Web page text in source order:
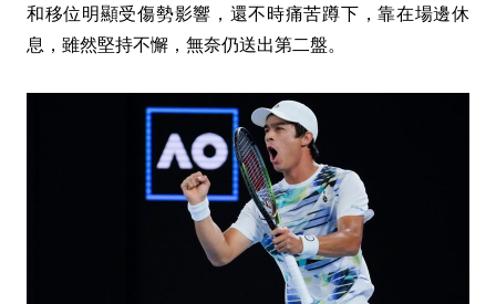
和移位明顯受傷勢影響，還不時痛苦蹲下，靠在場邊休
息，雖然堅持不懈，無奈仍送出第二盤。